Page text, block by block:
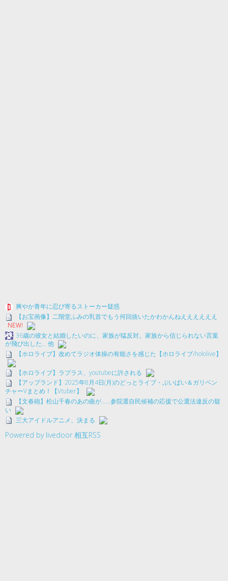
爽やか青年に忍び寄るストーカー疑惑
【お宝画像】二階堂ふみの乳首でもう何回抜いたかわかんねええええええ
NEW!
36歳の彼女と結婚したいのに、家族が猛反対。家族から信じられない言葉
が飛び出した… 他
【ホロライブ】改めてラジオ体操の有能さを感じた【ホロライブ/hololive】
【ホロライブ】ラプラス、youtubeに許される
【アップランド】2025年8月4日(月)のどっとライブ・ぶいぱい＆ガリベン
チャーVまとめ！【Vtuber】
【文春砲】松山千春のあの曲が……参院選自民候補の応援で公選法違反の疑
い
三大アイドルアニメ、決まる
Powered by livedoor 相互RSS